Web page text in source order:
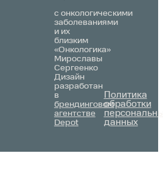
Дизайн
разработан
в
брендинговом
агентстве
Depot
с онкологическими
заболеваниями
и их
близким
«Онкологика»
Мирославы
Сергеенко
Политика
обработки
данных